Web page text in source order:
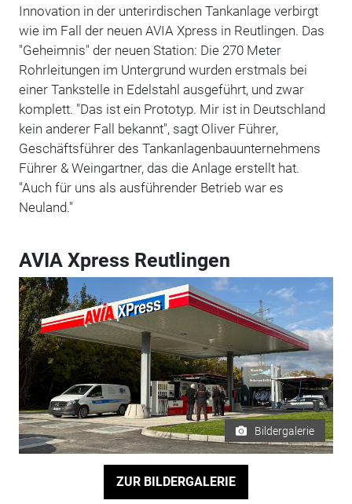
Innovation in der unterirdischen Tankanlage verbirgt
wie im Fall der neuen AVIA Xpress in Reutlingen. Das
"Geheimnis" der neuen Station: Die 270 Meter
Rohrleitungen im Untergrund wurden erstmals bei
einer Tankstelle in Edelstahl ausgeführt, und zwar
komplett. "Das ist ein Prototyp. Mir ist in Deutschland
kein anderer Fall bekannt", sagt Oliver Führer,
Geschäftsführer des Tankanlagenbauunternehmens
Führer & Weingartner, das die Anlage erstellt hat.
"Auch für uns als ausführender Betrieb war es
Neuland."
AVIA Xpress Reutlingen
Bildergalerie
ZUR BILDERGALERIE